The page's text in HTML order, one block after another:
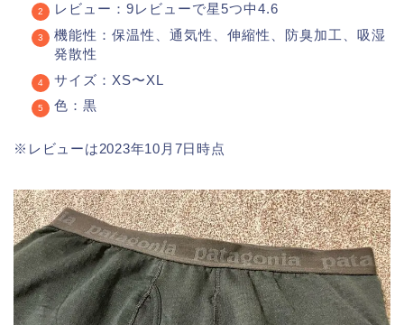
レビュー：9レビューで星5つ中4.6
機能性：保温性、通気性、伸縮性、防臭加工、吸湿
発散性
サイズ：XS〜XL
色：黒
※レビューは2023年10月7日時点